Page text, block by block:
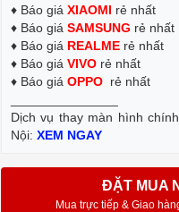
♦ Báo giá XIAOMI rẻ nhất
♦ Báo giá SAMSUNG rẻ nhất
♦ Báo giá REALME rẻ nhất
♦ Báo giá VIVO rẻ nhất
♦ Báo giá OPPO rẻ nhất
Dịch vụ thay màn hình
Nội: XEM NGAY
ĐẶT MUA
Mua trực tiếp & Giao